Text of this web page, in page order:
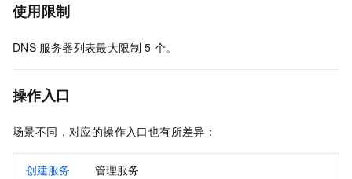
使用限制
DNS 服务器列表最大限制 5 个。
操作入口
场景不同，对应的操作入口也有所差异：
创建服务 管理服务